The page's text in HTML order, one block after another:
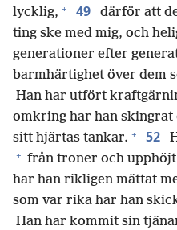
lycklig, + 49
därför att
ting ske med mig, och
generationer efter
barmhärtighet över dem
Han har utfört
omkring har han skingrat
sitt hjärtas tankar. + 52
+ från troner och
har han rikligen mättat
som var rika har han
Han har kommit sin